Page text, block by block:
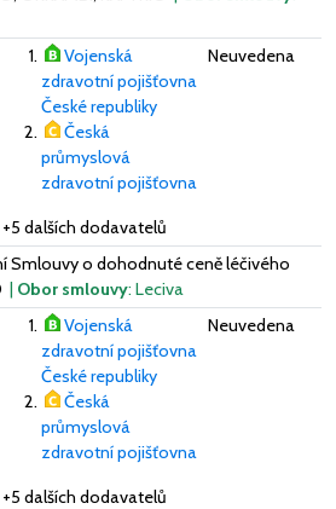
Vojenská
zdravotní pojišťovna
České republiky
Česká
průmyslová
zdravotní pojišťovna
+5 dalších dodavatelů
Neuvedena
Smlouvy o dohodnuté ceně léčivého
| Obor smlouvy: Leciva
Vojenská
zdravotní pojišťovna
České republiky
Česká
průmyslová
zdravotní pojišťovna
+5 dalších dodavatelů
Neuvedena